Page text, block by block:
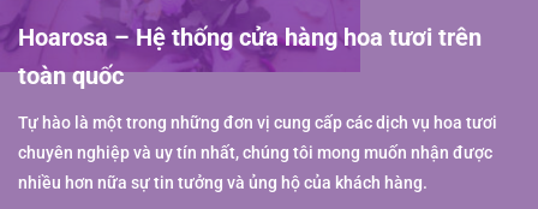
Hoarosa – Hệ thống cửa hàng hoa tươi trên
toàn quốc
Tự hào là một trong những đơn vị cung cấp các dịch vụ hoa tươi
chuyên nghiệp và uy tín nhất, chúng tôi mong muốn nhận được
nhiều hơn nữa sự tin tưởng và ủng hộ của khách hàng.